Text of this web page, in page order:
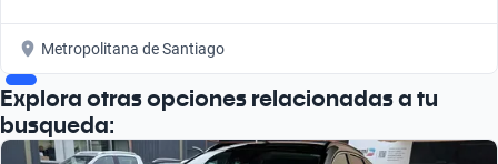
Metropolitana de Santiago
Explora otras opciones relacionadas a tu
busqueda: